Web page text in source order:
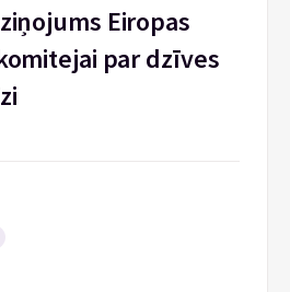
Eiropas
par dzīves